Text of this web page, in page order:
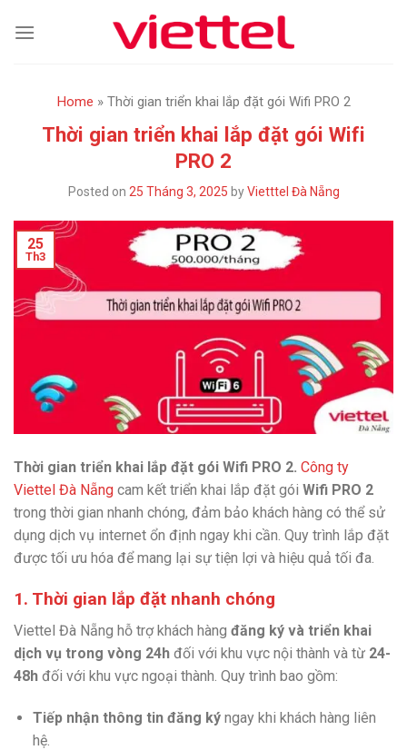
Home » Thời gian triển khai lắp đặt gói Wifi PRO 2
Thời gian triển khai lắp đặt gói Wifi
PRO 2
Posted on 25 Tháng 3, 2025 byVietttel Đà Nẵng
25
Th3
Thời gian triển khai lắp đặt gói Wifi PRO 2. Công ty
Viettel Đà Nẵng cam kết triển khai lắp đặt gói Wifi PRO 2
trong thời gian nhanh chóng, đảm bảo khách hàng có thể sử
dụng dịch vụ internet ổn định ngay khi cần. Quy trình lắp đặt
được tối ưu hóa để mang lại sự tiện lợi và hiệu quả tối đa.
1. Thời gian lắp đặt nhanh chóng
Viettel Đà Nẵng hỗ trợ khách hàng đăng ký và triển khai
dịch vụ trong vòng 24h đối với khu vực nội thành và từ 24-
48h đối với khu vực ngoại thành. Quy trình bao gồm:
Tiếp nhận thông tin đăng kýngay khi khách hàng liên
hệ.